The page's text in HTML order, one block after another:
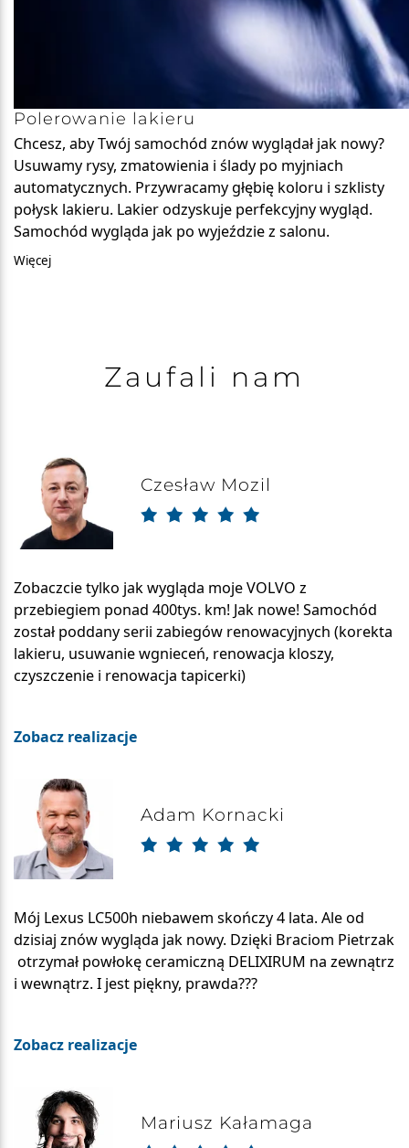
Polerowanie lakieru
Chcesz, aby Twój samochód znów wyglądał jak nowy?
Usuwamy rysy, zmatowienia i ślady po myjniach
automatycznych. Przywracamy głębię koloru i szklisty
połysk lakieru. Lakier odzyskuje perfekcyjny wygląd.
Samochód wygląda jak po wyjeździe z salonu.
Więcej
Zaufali nam
Czesław Mozil
Zobaczcie tylko jak wygląda moje VOLVO z
przebiegiem ponad 400tys. km! Jak nowe! Samochód
został poddany serii zabiegów renowacyjnych (korekta
lakieru, usuwanie wgnieceń, renowacja kloszy,
czyszczenie i renowacja tapicerki)
Zobacz realizacje
Adam Kornacki
Mój Lexus LC500h niebawem skończy 4 lata. Ale od
dzisiaj znów wygląda jak nowy. Dzięki Braciom Pietrzak
otrzymał powłokę ceramiczną DELIXIRUM na zewnątrz
i wewnątrz. I jest piękny, prawda???
Zobacz realizacje
Mariusz Kałamaga